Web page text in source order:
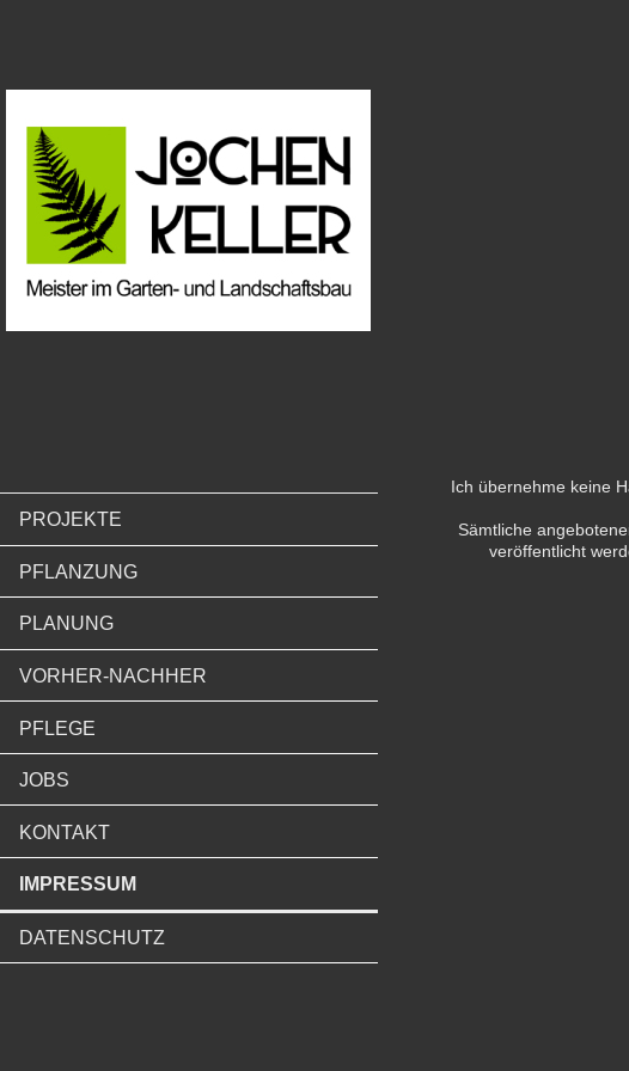
PROJEKTE
PFLANZUNG
PLANUNG
VORHER-NACHHER
PFLEGE
JOBS
KONTAKT
IMPRESSUM
DATENSCHUTZ
Ich übernehme keine
Sämtliche
veröffentlicht